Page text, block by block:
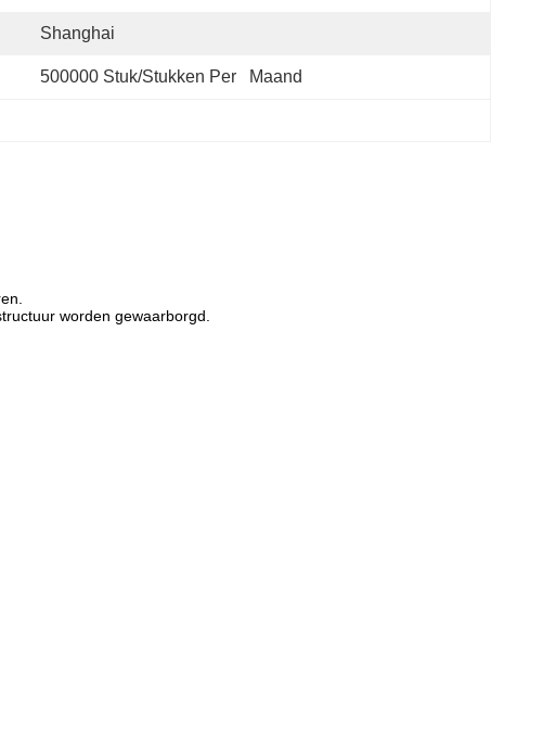
Shanghai
500000 Stuk/Stukken Per   Maand
worden gewaarborgd.